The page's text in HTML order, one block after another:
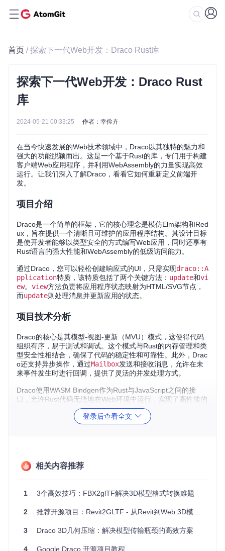
首页 / 探索下一代Web开发：Draco Rust库
探索下一代Web开发：Draco Rust
库
2024-05-21 00:33:25 作者：幸俭卉
在当今快速发展的Web技术领域中，Draco以其独特的魅力和
强大的功能脱颖而出。这是一个基于Rust的库，专门用于构建
客户端Web应用程序，并利用WebAssembly的力量实现高效
运行。让我们深入了解Draco，看看它如何重新定义前端开
发。
项目介绍
Draco是一个简单的框架，它的核心理念是模仿Elm架构和Red
ux，旨在提供一个清晰且可维护的应用程序结构。其设计目标
是使开发者能够以类型安全的方式编写Web应用，同时还享有
Rust语言的强大性能和WebAssembly的低级访问能力。
通过Draco，您可以轻松创建响应式的UI，只需实现draco::A
pplication特质，该特质包括了两个关键方法： update和vi
ew。 view方法负责将应用程序状态映射为HTML/SVG节点，
而update则处理消息并更新应用的状态。
项目技术分析
Draco的核心是其模型-视图-更新（MVU）模式，这使得代码
组织有序，易于测试和调试。这个模式与Rust的内存管理和类
型安全性相结合，确保了代码的稳定性和可靠性。此外，Drac
o还支持异步操作，通过Mailbox发送和接收消息，允许在未
来事件发生时进行回调，提供了灵活的并发处理方式。
Draco使用WASM Bindgen作为Rust与JavaScript之间的接
口，允许Rust代码无缝地在Web环境中运行，实现了高性能的
时数据更新或大量计算的应用，如在线游戏、数据分析工具或
的Web生态之间有了桥梁。
项目特点
类型安全- 利用Rust的类型系统，防止运行时错误。
登录后查看全文
相关内容推荐
1 3个高效技巧：FBX2glTF解决3D模型格式转换难题
2 推荐开源项目：Revit2GLTF - 从Revit到Web 3D模型的快速转换神器
3 Draco 3D几何压缩：解决模型传输瓶颈的高效方案
4 Google Draco 开源项目教程